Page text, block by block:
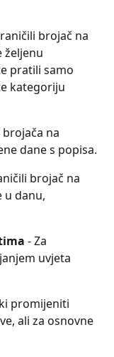
brojač na
željenu
pratili samo
kategoriju
na
dane s popisa.
brojač na
u danu,
- Za
uvjeta
promijeniti
ali za osnovne